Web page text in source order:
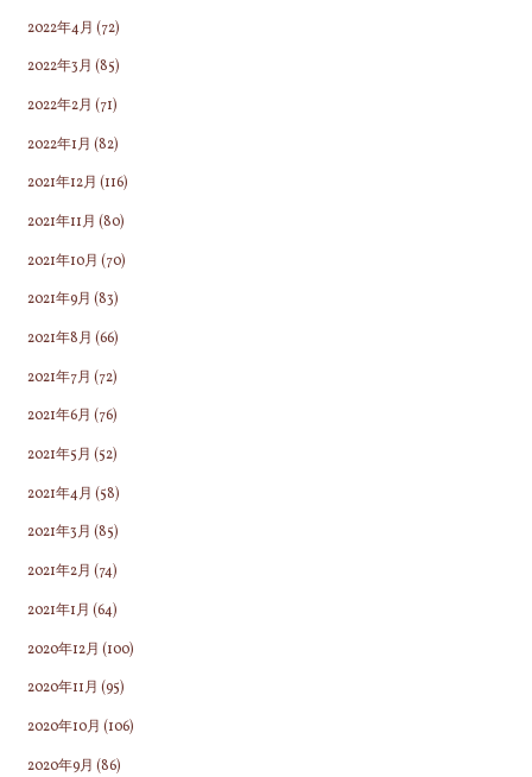
2022年4月 (72)
2022年3月 (85)
2022年2月 (71)
2022年1月 (82)
2021年12月 (116)
2021年11月 (80)
2021年10月 (70)
2021年9月 (83)
2021年8月 (66)
2021年7月 (72)
2021年6月 (76)
2021年5月 (52)
2021年4月 (58)
2021年3月 (85)
2021年2月 (74)
2021年1月 (64)
2020年12月 (100)
2020年11月 (95)
2020年10月 (106)
2020年9月 (86)